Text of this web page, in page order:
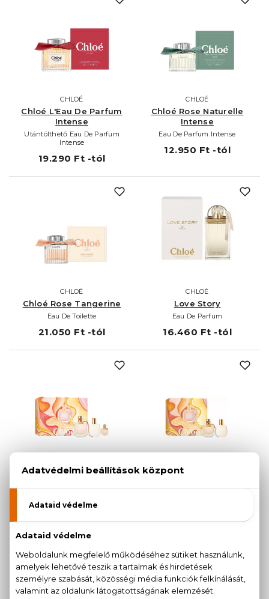
CHLOÉ
Chloé L'Eau De Parfum
Intense
Utántölthető Eau De Parfum
Intense
19.290 Ft -tól
CHLOÉ
Chloé Rose Naturelle
Intense
Eau De Parfum Intense
12.950 Ft -tól
CHLOÉ
Chloé Rose Tangerine
Eau De Toilette
21.050 Ft -tól
CHLOÉ
Love Story
Eau De Parfum
16.460 Ft -tól
CHLOÉ
Eau De Parfum
Eau De Parfum